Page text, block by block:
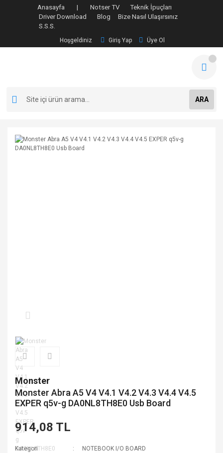
Anasayfa | Notser TV
Teknik İpuçları
Driver Download
Blog
Bize Nasıl Ulaşırsınız
S.S.S.
Hoşgeldiniz Giriş Yap Üye Ol
ARA
Monster
Monster Abra A5 V4 V4.1 V4.2 V4.3 V4.4 V4.5
EXPER q5v-g DA0NL8TH8E0 Usb Board
914,08 TL
Kategori
NOTEBOOK I/O BOARD